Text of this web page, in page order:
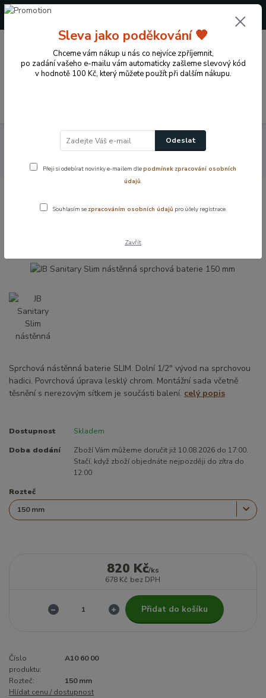
+420 724 722 973
0 Kč
Koupelnové vybavení a doplňky
Vodovodní baterie
Sprchová baterie
JB Sanitary Slim nástěnná sprchová baterie 150
JB Sanitary Slim nástěnná sprchová
Sprchová nástěnná baterie SLIM. Dolní 1/2" vývod na sprchovou
hadici. Povrchová úprava lesklý chrom. Montážní sada včetně
těsnění s nerezovým sítkem je součásti balení. celý popis
Dostupnost Skladem
Doba dodání
Zboží Vám můžeme doručit již 10.08.2026 do 17:00.
Stačí, když zboží objednáte nejpozději do zítra do
12:00
Rozteč
820 Kč/ks
678 Kč bez DPH
Přidat do košíku
Číslo
produktu:
A10 60 00
Rozteč:
150 mm
Hlídat cenu / dostupnost
Sleva jako poděkování 🧡
Chceme vám nákup u nás co nejvíce zpříjemnit,
po zadání vašeho e-mailu vám automaticky zašleme slevový kód
v hodnotě 100 Kč, který můžete použít při dalším nákupu.
Odeslat
Přeji si odebírat novinky e-mailem dlepodmínek zpracování osobních
údajů.
Souhlasím se zpracováním osobních údajů pro účely registrace.
Zavřít